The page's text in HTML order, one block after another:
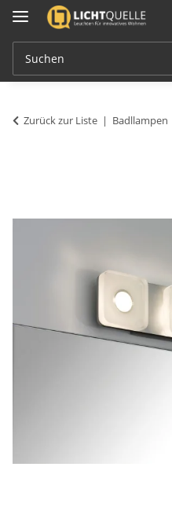
Zurück zur Liste Badllampen